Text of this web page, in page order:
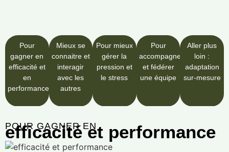
Pour
gagner en
efficacité et
en
performance
Mieux se
connaitre et
interagir
avec les
autres
Pour mieux
gérer la
pression et
le stress
Pour
accompagner
et fédérer
une équipe
Aller plus
loin :
adaptation
sur-mesure
POUR GAGNER EN
efficacité et performance